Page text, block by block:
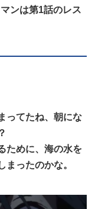
ンは第1話のレス
ってたね、朝にな
ために、海の水を
まったのかな。